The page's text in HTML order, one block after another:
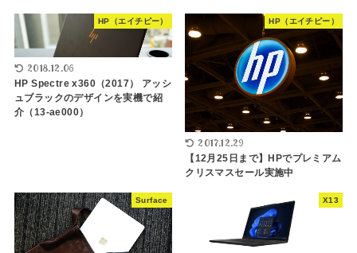
HP（エイチピー）
2018.12.06
HP Spectre x360（2017） アッシ
ュブラックのデザインを実機で紹
介（13-ae000）
HP（エイチピー）
2017.12.29
【12月25日まで】HPでプレミアム
クリスマスセール実施中
Surface X13